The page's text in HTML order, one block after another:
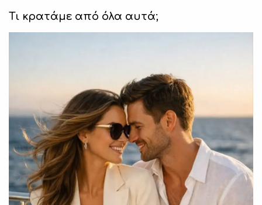
Τι κρατάμε από όλα αυτά;